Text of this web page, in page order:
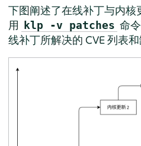
下图阐述了在线补丁与内
用 klp -v patches 命
线补丁所解决的 CVE 列表和